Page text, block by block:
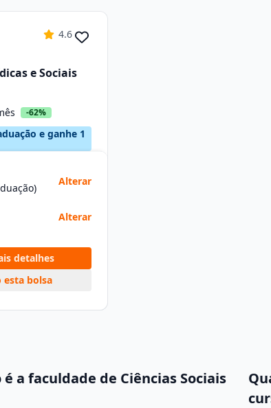
4.6
e Sociais
-62%
e ganhe 1
Alterar
Alterar
detalhes
esta bolsa
é a faculdade de Ciências Sociais